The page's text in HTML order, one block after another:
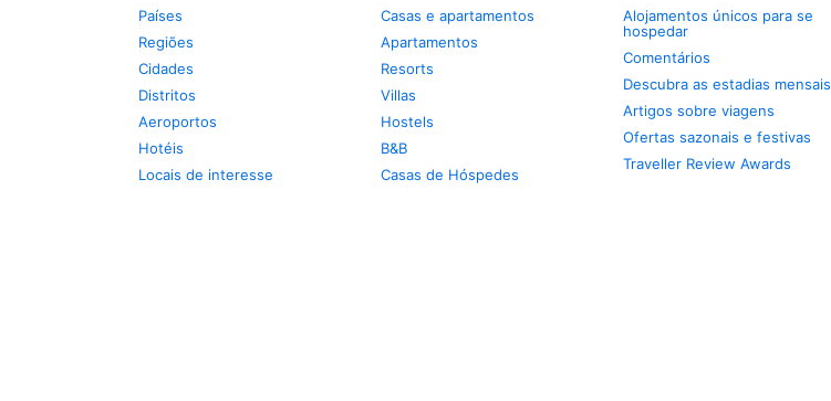
Países
Regiões
Cidades
Distritos
Aeroportos
Hotéis
Locais de interesse
Casas e apartamentos
Apartamentos
Resorts
Villas
Hostels
B&B
Casas de Hóspedes
Alojamentos únicos para se
hospedar
Comentários
Descubra as estadias mensais
Artigos sobre viagens
Ofertas sazonais e festivas
Traveller Review Awards